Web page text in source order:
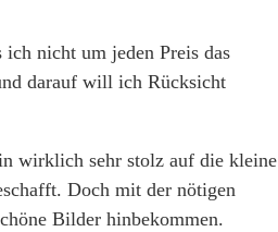
nicht um jeden Preis das
darauf will ich Rücksicht
wirklich sehr stolz auf die kleine
Doch mit der nötigen
Bilder hinbekommen.